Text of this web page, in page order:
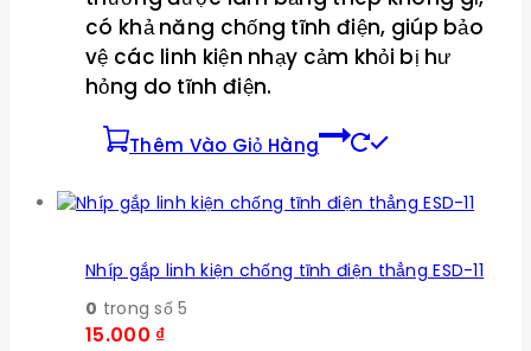
có khả năng chống tĩnh điện, giúp bảo
vệ các linh kiện nhạy cảm khỏi bị hư
hỏng do tĩnh điện.
Thêm Vào Giỏ Hàng
Nhíp gắp linh kiện chống tĩnh điện thẳng ESD-11
0 trong số 5
15.000 ₫